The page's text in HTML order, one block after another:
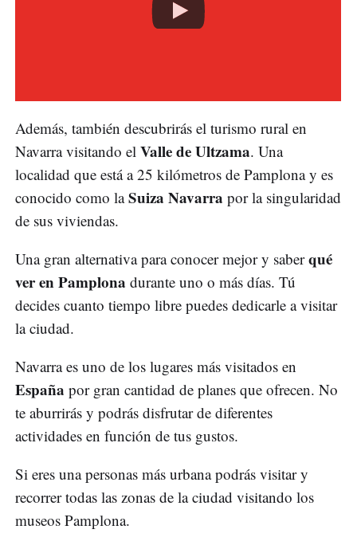
Además, también descubrirás el turismo rural en
Navarra visitando el Valle de Ultzama. Una
localidad que está a 25 kilómetros de Pamplona y es
conocido como laSuiza Navarra por la singularidad
de sus viviendas.
Una gran alternativa para conocer mejor y saberqué
ver en Pamplona durante uno o más días. Tú
decides cuanto tiempo libre puedes dedicarle a visitar
la ciudad.
Navarra es uno de los lugares más visitados en
España por gran cantidad de planes que ofrecen. No
te aburrirás y podrás disfrutar de diferentes
actividades en función de tus gustos.
Si eres una personas más urbana podrás visitar y
recorrer todas las zonas de la ciudad visitando los
museos Pamplona.